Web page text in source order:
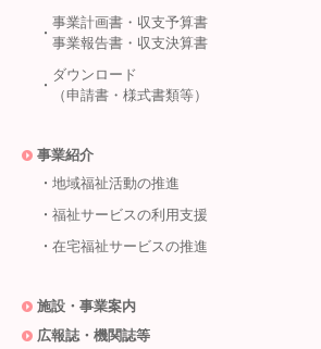
事業計画書・収支予算書
事業報告書・収支決算書
ダウンロード
（申請書・様式書類等）
事業紹介
地域福祉活動の推進
福祉サービスの利用支援
在宅福祉サービスの推進
施設・事業案内
広報誌・機関誌等